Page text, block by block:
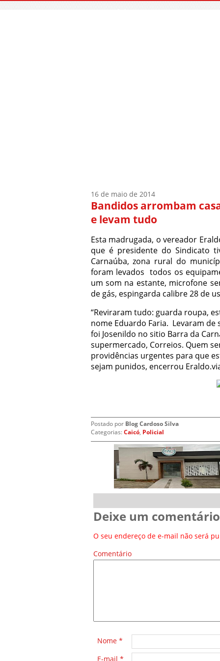
16 de maio de 2014
Bandidos arrombam
e levam tudo
Esta madrugada, o vereador
que é presidente do Sindicato
Carnaúba, zona rural do
foram levados todos os
um som na estante, microfone
de gás, espingarda calibre 28 de
“Reviraram tudo: guarda roupa,
nome Eduardo Faria. Levaram de
foi Josenildo no sitio Barra da
supermercado, Correios. Quem
providências urgentes para que
sejam punidos, encerrou
Postado por Blog Cardoso Silva
Categorias:Caicó, Policial
Deixe um comentário
O seu endereço de e-mail não será
Comentário
Nome *
E-mail *